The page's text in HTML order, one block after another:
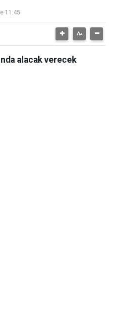
11:45
alacak verecek